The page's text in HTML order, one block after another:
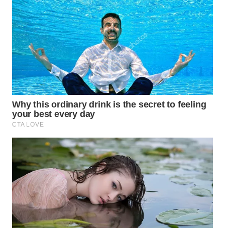
LABUHANBATU
WN
TAPANULI
TENGAH
WN DELI
SERDANG
WN
TINGGI
WN
PAKPAK
WN
KARAWANG